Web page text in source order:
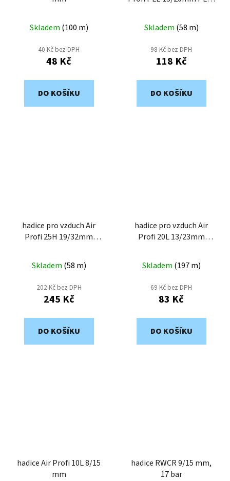
Skladem (100 m)
40 Kč bez DPH
48 Kč
DO KOŠÍKU
Skladem (58 m)
98 Kč bez DPH
118 Kč
DO KOŠÍKU
hadice pro vzduch Air
Profi 25H 19/32mm
Skladem (58 m)
202 Kč bez DPH
245 Kč
DO KOŠÍKU
hadice pro vzduch Air
Profi 20L 13/23mm
Skladem (197 m)
69 Kč bez DPH
83 Kč
DO KOŠÍKU
hadice Air Profi 10L 8/15
mm
hadice RWCR 9/15 mm,
17 bar